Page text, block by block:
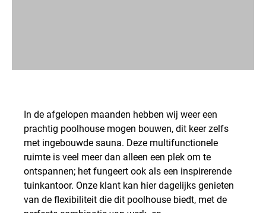
In de afgelopen maanden hebben wij weer een
prachtig poolhouse mogen bouwen, dit keer zelfs
met ingebouwde sauna. Deze multifunctionele
ruimte is veel meer dan alleen een plek om te
ontspannen; het fungeert ook als een inspirerende
tuinkantoor. Onze klant kan hier dagelijks genieten
van de flexibiliteit die dit poolhouse biedt, met de